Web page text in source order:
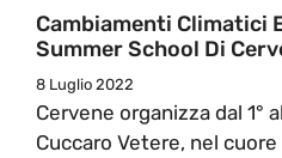
Cambiamenti Climatici
Summer School Di
8 Luglio 2022
Cervene organizza dal 1°
Cuccaro Vetere, nel